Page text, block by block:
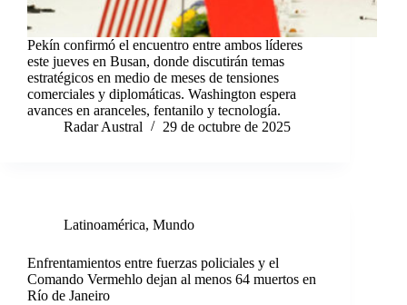
Pekín confirmó el encuentro entre ambos líderes
este jueves en Busan, donde discutirán temas
estratégicos en medio de meses de tensiones
comerciales y diplomáticas. Washington espera
avances en aranceles, fentanilo y tecnología.
Radar Austral
29 de octubre de 2025
Latinoamérica, Mundo
Enfrentamientos entre fuerzas policiales y el
Comando Vermehlo dejan al menos 64 muertos en
Río de Janeiro